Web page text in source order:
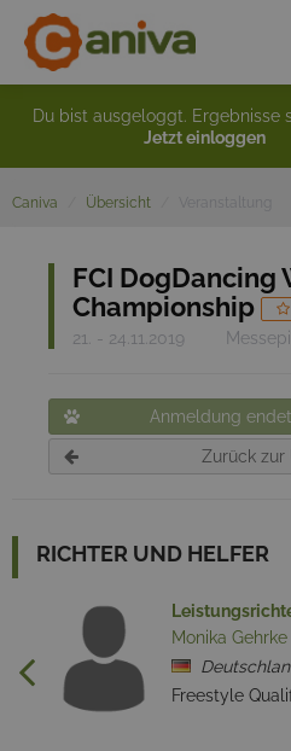
Du bist ausgeloggt. Ergebnisse
Jetzt einloggen
Caniva Übersicht
FCI DogDancing
Championship
21. - 24.11.2019
Anmeldung
Zurück zur
RICHTER UND HELFER
Monika Gehrke